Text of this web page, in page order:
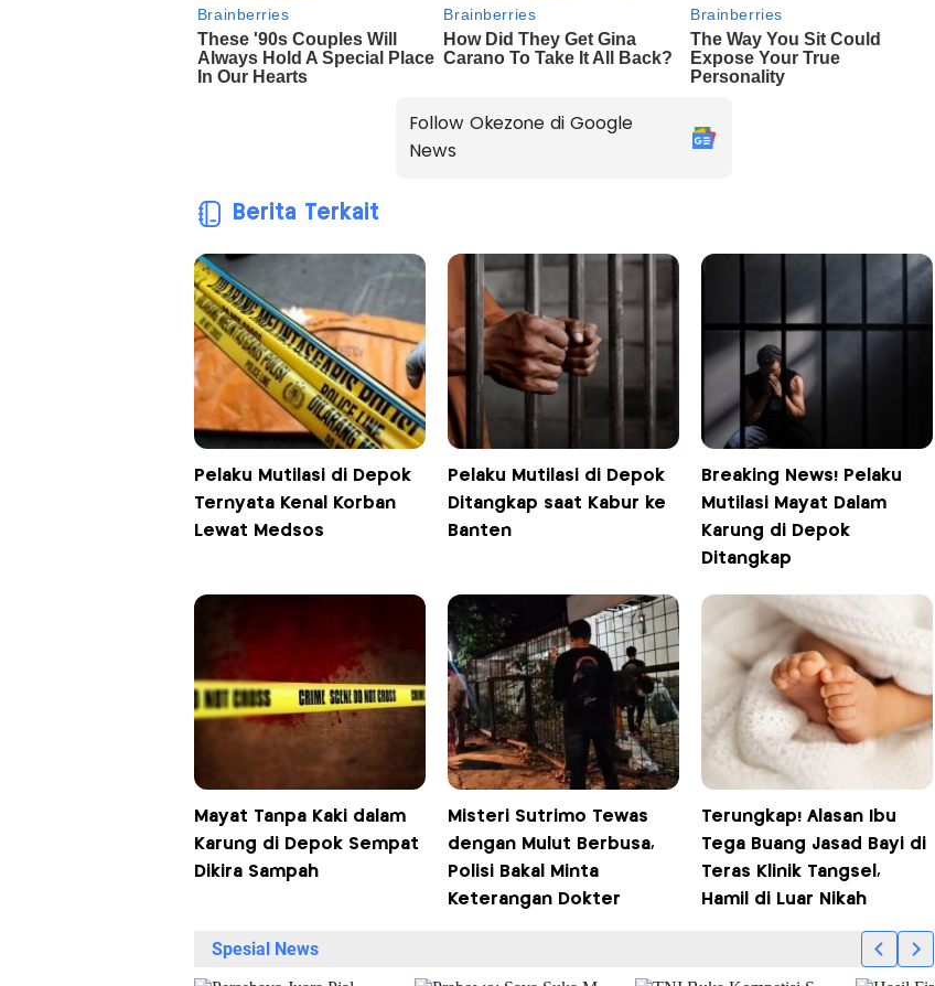
Follow Okezone di Google
News
Berita Terkait
Pelaku Mutilasi di Depok
Ternyata Kenal Korban
Lewat Medsos
Pelaku Mutilasi di Depok
Ditangkap saat Kabur ke
Banten
Breaking News! Pelaku
Mutilasi Mayat Dalam
Karung di Depok
Ditangkap
Mayat Tanpa Kaki dalam
Karung di Depok Sempat
Dikira Sampah
Misteri Sutrimo Tewas
dengan Mulut Berbusa,
Polisi Bakal Minta
Keterangan Dokter
Terungkap! Alasan Ibu
Tega Buang Jasad Bayi di
Teras Klinik Tangsel,
Hamil di Luar Nikah